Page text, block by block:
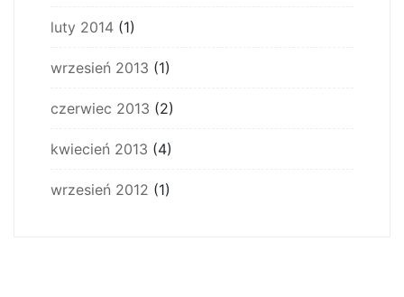
luty 2014 (1)
wrzesień 2013 (1)
czerwiec 2013 (2)
kwiecień 2013 (4)
wrzesień 2012 (1)